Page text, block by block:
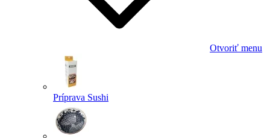
Otvoriť menu
Príprava Sushi